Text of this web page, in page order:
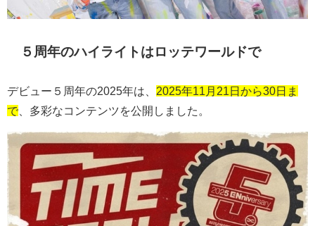
５周年のハイライトはロッテワールドで
デビュー５周年の2025年は、 2025年11月21日から30日ま
で 、多彩なコンテンツを公開しました。